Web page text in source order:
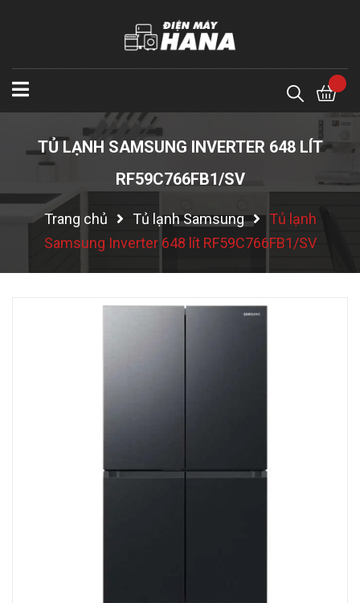
TỦ LẠNH SAMSUNG INVERTER 648 LÍT
RF59C766FB1/SV
Trang chủ Tủ lạnh Samsung
Tủ lạnh
Samsung Inverter 648 lít RF59C766FB1/SV